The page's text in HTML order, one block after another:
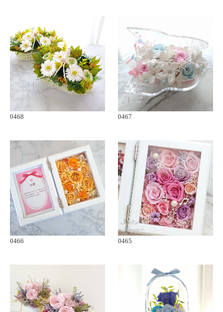
0468 0467
0466 0465